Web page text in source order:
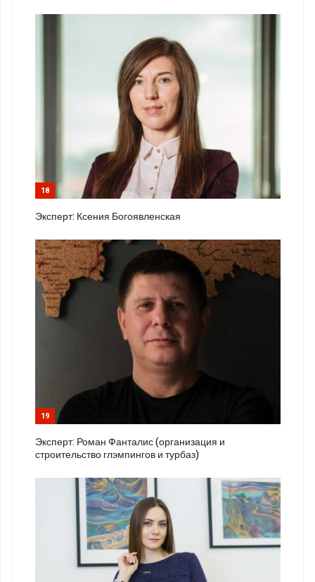
18
Эксперт: Ксения Богоявленская
19
Эксперт: Роман Фанталис (организация и
строительство глэмпингов и турбаз)